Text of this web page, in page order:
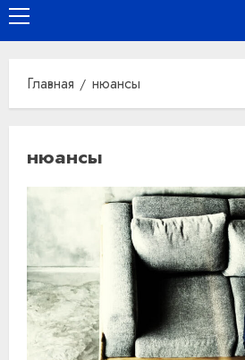
Основное
меню
Главная нюансы
нюансы